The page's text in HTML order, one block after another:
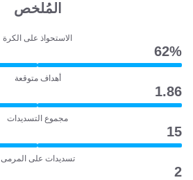
المُلخص
الاستحواذ على الكرة
62‎%‎
أهداف متوقعة
1.86
مجموع التسديدات
15
تسديدات على المرمى
2